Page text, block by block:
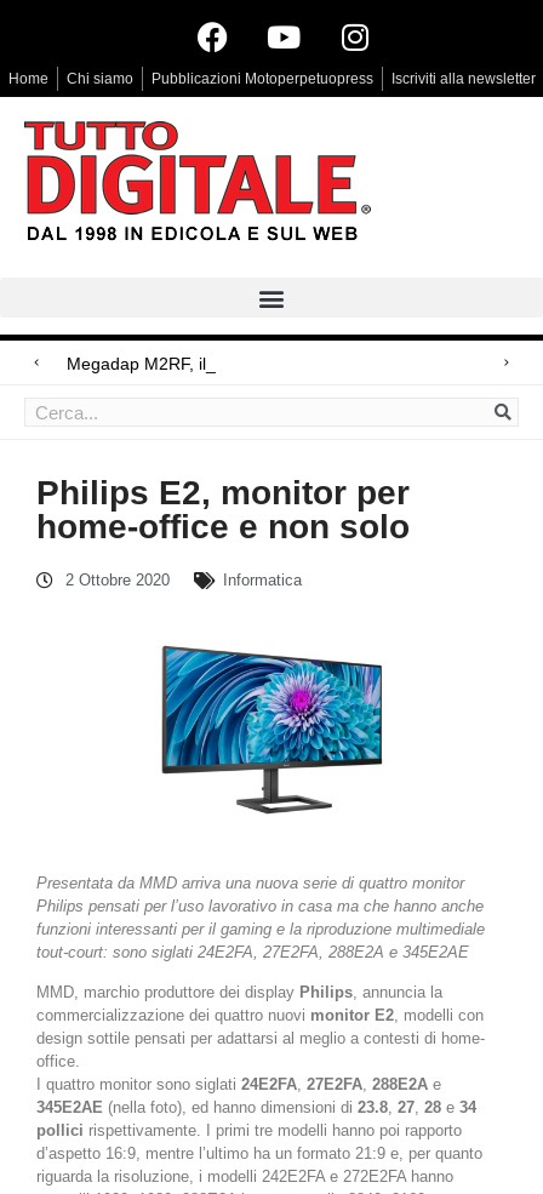
Home Chi siamo Pubblicazioni Motoperpetuopress Iscriviti alla newsletter
Megadap M2RF, il primo adattatore au
Arri Rental, evoluzioni in arrivo
Philips E2, monitor per
home-office e non solo
2 Ottobre 2020 Informatica
Presentata da MMD arriva una nuova serie di quattro monitor
Philips pensati per l’uso lavorativo in casa ma che hanno anche
funzioni interessanti per il gaming e la riproduzione multimediale
tout-court: sono siglati 24E2FA, 27E2FA, 288E2A e 345E2AE
MMD, marchio produttore dei display Philips, annuncia la
commercializzazione dei quattro nuovi monitor E2, modelli con
design sottile pensati per adattarsi al meglio a contesti di home-
office.
I quattro monitor sono siglati 24E2FA, 27E2FA, 288E2A e
345E2AE (nella foto), ed hanno dimensioni di 23.8, 27, 28 e 34
pollici rispettivamente. I primi tre modelli hanno poi rapporto
d’aspetto 16:9, mentre l’ultimo ha un formato 21:9 e, per quanto
riguarda la risoluzione, i modelli 242E2FA e 272E2FA hanno